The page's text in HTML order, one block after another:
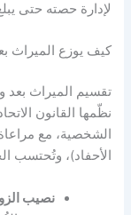
لإدارة حصته حتى
كيف يوزع الميراث
تقسيم الميراث بعد
الشخصية، مع
الأحفاد)،
نصيب